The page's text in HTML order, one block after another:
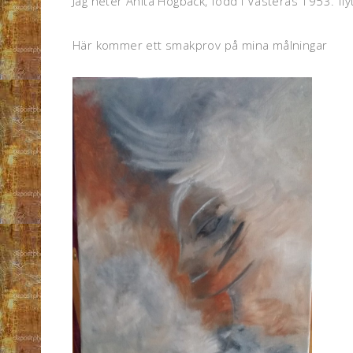
Här kommer ett smakprov på mina målningar